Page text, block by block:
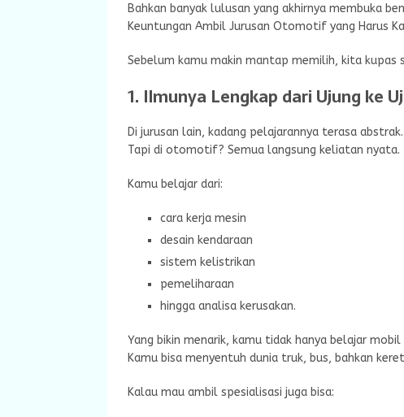
Bahkan banyak lulusan yang akhirnya membuka
Keuntungan Ambil Jurusan Otomotif yang Harus
Sebelum kamu makin mantap memilih, kita kupas
1. Ilmunya Lengkap dari Ujung ke
Di jurusan lain, kadang pelajarannya terasa abstrak.
Tapi di otomotif? Semua langsung keliatan nyata.
Kamu belajar dari:
cara kerja mesin
desain kendaraan
sistem kelistrikan
pemeliharaan
hingga analisa kerusakan.
Yang bikin menarik, kamu tidak hanya belajar
Kamu bisa menyentuh dunia truk, bus, bahkan
Kalau mau ambil spesialisasi juga bisa: